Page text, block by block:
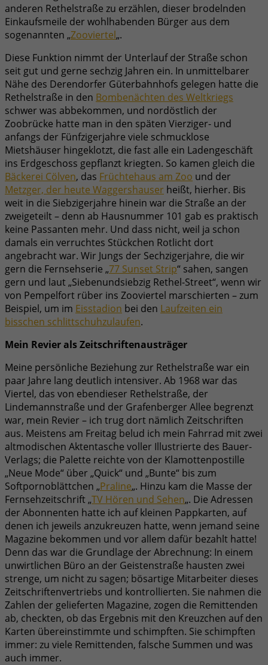
anderen Rethelstraße zu erzählen, dieser brodelnden
Einkaufsmeile der wohlhabenden Bürger aus dem
sogenannten „Zooviertel„.
Diese Funktion nimmt der Unterlauf der Straße schon
seit gut und gerne sechzig Jahren ein. In unmittelbarer
Nähe des Derendorfer Güterbahnhofs gelegen hatte die
Rethelstraße in den Bombenächten des Weltkriegs
schwer was abbekommen, und nordöstlich der
Zoobrücke hatte man in den späten Vierziger- und
anfangs der Fünfzigerjahre viele schmucklose
Mietshäuser hingeklotzt, die fast alle ein Ladengeschäft
ins Erdgeschoss gepflanzt kriegten. So kamen gleich die
Bäckerei Cölven, das Früchtehaus am Zoo und der
Metzger, der heute Waggershauser heißt, hierher. Bis
weit in die Siebzigerjahre hinein war die Straße an der
zweigeteilt – denn ab Hausnummer 101 gab es praktisch
keine Passanten mehr. Und dass nicht, weil ja schon
damals ein verruchtes Stückchen Rotlicht dort
angebracht war. Wir Jungs der Sechzigerjahre, die wir
gern die Fernsehserie „77 Sunset Strip“ sahen, sangen
gern und laut „Siebenundsiebzig Rethel-Street“, wenn wir
von Pempelfort rüber ins Zooviertel marschierten – zum
Beispiel, um im Eisstadion bei den Laufzeiten ein
bisschen schlittschuhzulaufen.
Mein Revier als Zeitschriftenausträger
Meine persönliche Beziehung zur Rethelstraße war ein
paar Jahre lang deutlich intensiver. Ab 1968 war das
Viertel, das von ebendieser Rethelstraße, der
Lindemannstraße und der Grafenberger Allee begrenzt
war, mein Revier – ich trug dort nämlich Zeitschriften
aus. Meistens am Freitag belud ich mein Fahrrad mit zwei
altmodischen Aktentasche voller Illustrierte des Bauer-
Verlags; die Palette reichte von der Klamottenpostille
„Neue Mode“ über „Quick“ und „Bunte“ bis zum
Softpornoblättchen „Praline„. Hinzu kam die Masse der
Fernsehzeitschrift „TV Hören und Sehen„. Die Adressen
der Abonnenten hatte ich auf kleinen Pappkarten, auf
denen ich jeweils anzukreuzen hatte, wenn jemand seine
Magazine bekommen und vor allem dafür bezahlt hatte!
Denn das war die Grundlage der Abrechnung: In einem
unwirtlichen Büro an der Geistenstraße hausten zwei
strenge, um nicht zu sagen; bösartige Mitarbeiter dieses
Zeitschriftenvertriebs und kontrollierten. Sie nahmen die
Zahlen der gelieferten Magazine, zogen die Remittenden
ab, checkten, ob das Ergebnis mit den Kreuzchen auf den
Karten übereinstimmte und schimpften. Sie schimpften
immer: zu viele Remittenden, falsche Summen und was
auch immer.